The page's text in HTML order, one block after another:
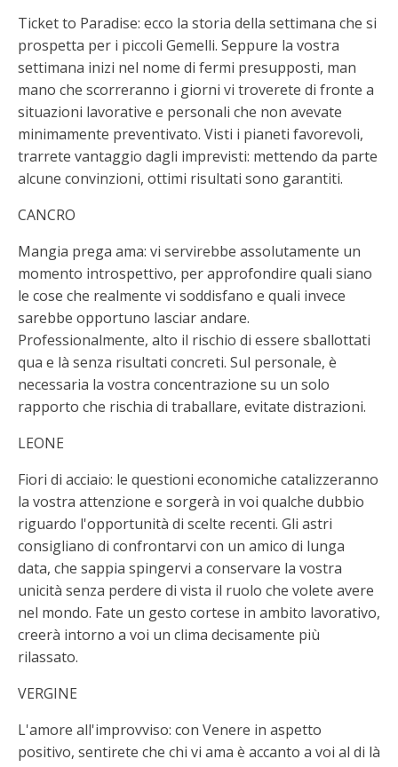
Ticket to Paradise: ecco la storia della settimana che si
prospetta per i piccoli Gemelli. Seppure la vostra
settimana inizi nel nome di fermi presupposti, man
mano che scorreranno i giorni vi troverete di fronte a
situazioni lavorative e personali che non avevate
minimamente preventivato. Visti i pianeti favorevoli,
trarrete vantaggio dagli imprevisti: mettendo da parte
alcune convinzioni, ottimi risultati sono garantiti.
CANCRO
Mangia prega ama: vi servirebbe assolutamente un
momento introspettivo, per approfondire quali siano
le cose che realmente vi soddisfano e quali invece
sarebbe opportuno lasciar andare.
Professionalmente, alto il rischio di essere sballottati
qua e là senza risultati concreti. Sul personale, è
necessaria la vostra concentrazione su un solo
rapporto che rischia di traballare, evitate distrazioni.
LEONE
Fiori di acciaio: le questioni economiche catalizzeranno
la vostra attenzione e sorgerà in voi qualche dubbio
riguardo l'opportunità di scelte recenti. Gli astri
consigliano di confrontarvi con un amico di lunga
data, che sappia spingervi a conservare la vostra
unicità senza perdere di vista il ruolo che volete avere
nel mondo. Fate un gesto cortese in ambito lavorativo,
creerà intorno a voi un clima decisamente più
rilassato.
VERGINE
L'amore all'improvviso: con Venere in aspetto
positivo, sentirete che chi vi ama è accanto a voi al di là